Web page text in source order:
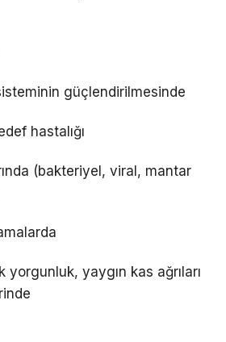
güçlendirilmesinde
hastalığı
(bakteriyel, viral, mantar
yaygın kas ağrıları